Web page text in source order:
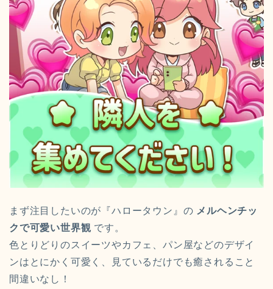
まず注目したいのが『ハロータウン』の メルヘンチッ
クで可愛い世界観です。
色とりどりのスイーツやカフェ、パン屋などのデザイ
ンはとにかく可愛く、見ているだけでも癒されること
間違いなし！